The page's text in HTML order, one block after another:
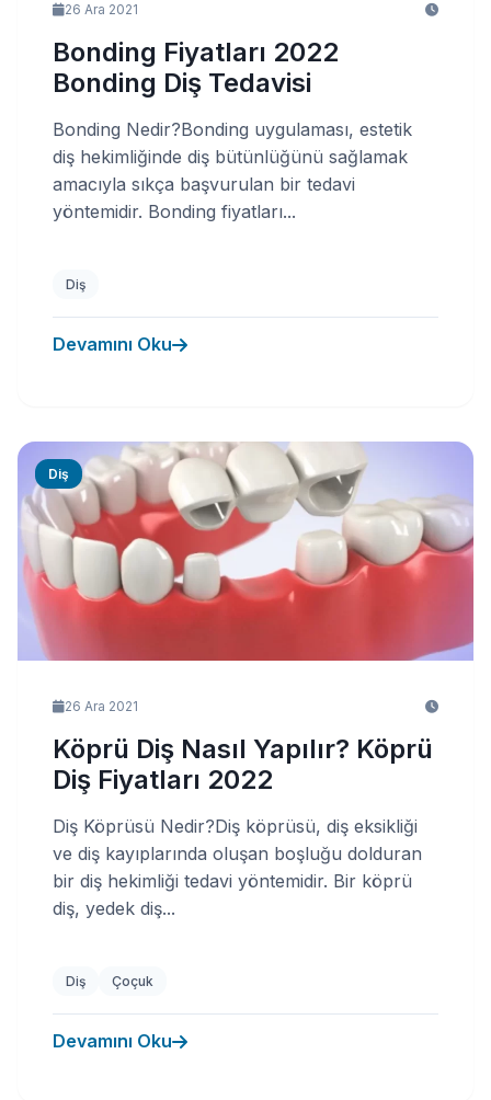
26 Ara 2021
Bonding Fiyatları 2022
Bonding Diş Tedavisi
Bonding Nedir?Bonding uygulaması, estetik
diş hekimliğinde diş bütünlüğünü sağlamak
amacıyla sıkça başvurulan bir tedavi
yöntemidir. Bonding fiyatları...
Diş
Devamını Oku
Diş
26 Ara 2021
Köprü Diş Nasıl Yapılır? Köprü
Diş Fiyatları 2022
Diş Köprüsü Nedir?Diş köprüsü, diş eksikliği
ve diş kayıplarında oluşan boşluğu dolduran
bir diş hekimliği tedavi yöntemidir. Bir köprü
diş, yedek diş...
Diş Çoçuk
Devamını Oku